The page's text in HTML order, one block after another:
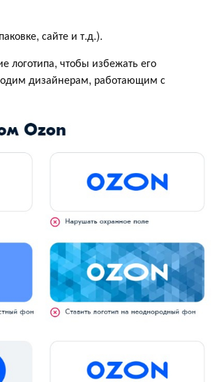
сайте и т.д.).
логотипа, чтобы избежать его
дизайнерам, работающим с